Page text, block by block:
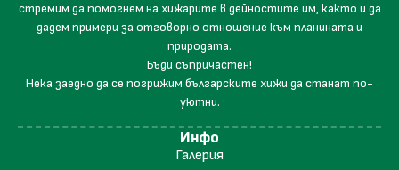
стремим да помогнем на хижарите в дейностите им, както и да
дадем примери за отговорно отношение към планината и
природата.
Бъди съпричастен!
Нека заедно да се погрижим българските хижи да станат по-
уютни.
Инфо
Галерия